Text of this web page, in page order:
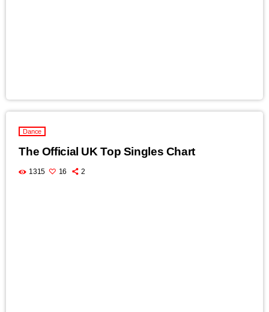
Dance
The Official UK Top Singles Chart
1315 16 2